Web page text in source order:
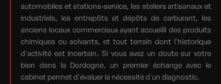
automobiles et stations-service, les ateliers artisanaux et
industriels, les entrepôts et dépôts de carburant, les
anciens locaux commerciaux ayant accueilli des produits
chimiques ou solvants, et tout terrain dont l'historique
d'activité est incertain. Si vous avez un doute sur votre
bien dans la Dordogne, un premier échange avec le
cabinet permet d'évaluer la nécessité d'un diagnostic.